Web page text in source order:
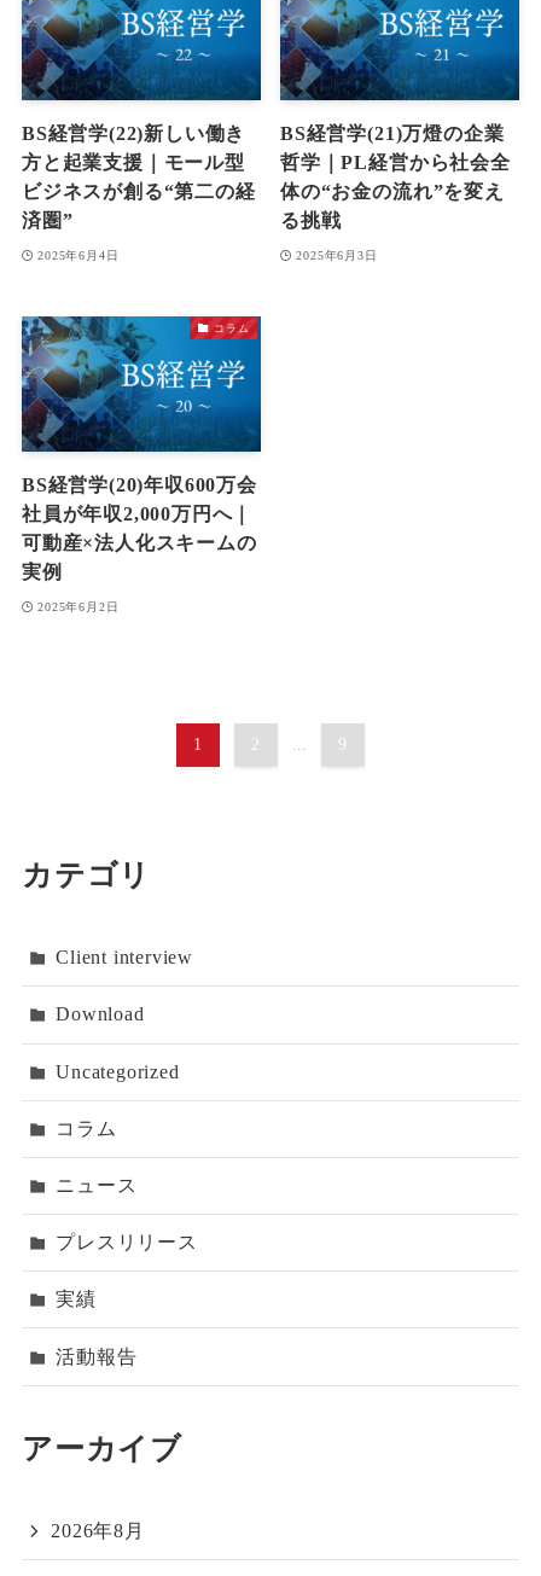
BS経営学(22)新しい働き
方と起業支援｜モール型
ビジネスが創る“第二の経
済圏”
2025年6月4日
BS経営学(21)万燈の企業
哲学｜PL経営から社会全
体の“お金の流れ”を変え
る挑戦
2025年6月3日
コラム
BS経営学(20)年収600万会
社員が年収2,000万円へ｜
可動産×法人化スキームの
実例
2025年6月2日
1 2 9
カテゴリ
Client interview
Download
Uncategorized
コラム
ニュース
プレスリリース
実績
活動報告
アーカイブ
2026年8月